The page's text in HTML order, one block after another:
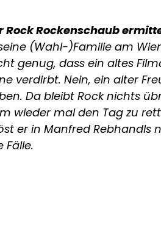
Rock Rockenschaub
(Wahl-)Familie am
genug, dass ein altes
verdirbt. Nein, ein alter
Da bleibt Rock nichts
wieder mal den Tag zu
er in Manfred Rebhandls
Fälle.